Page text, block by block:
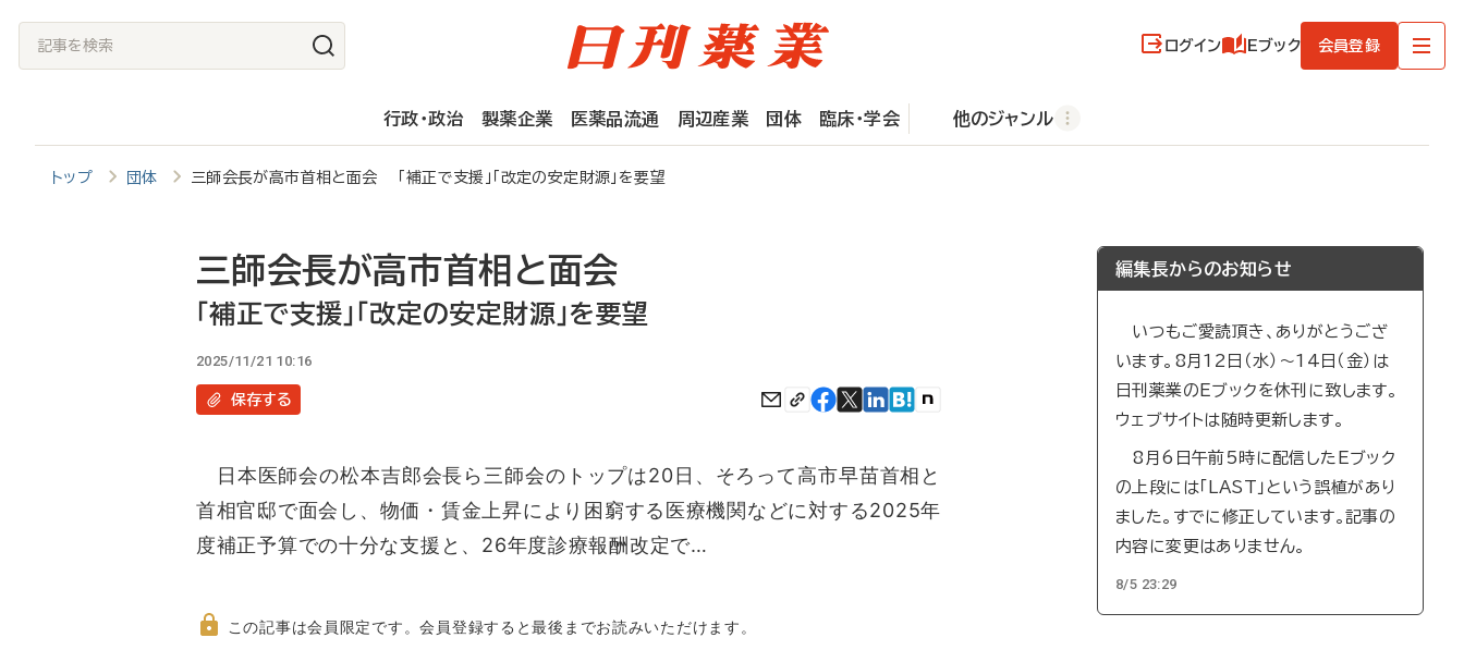
記
事
検
ログイン Eブック 会員登録
行政・政治 製薬企業 医薬品流通 周辺産業 団体 臨床・学会 他のジャンル
トップ 団体 三師会長が高市首相と面会 「補正で支援」「改定の安定財源」を要望
三師会長が高市首相と面会
「補正で支援」「改定の安定財源」を要望
2025/11/21 10:16
保存する
日本医師会の松本吉郎会長ら三師会のトップは20日、そろって高市早苗首相と
首相官邸で面会し、物価・賃金上昇により困窮する医療機関などに対する2025年
度補正予算での十分な支援と、26年度診療報酬改定で…
この記事は会員限定です。会員登録すると最後までお読みいただけます。
編集長からのお知らせ
いつもご愛読頂き、ありがとうござ
います。8月12日（水）～14日（金）は
日刊薬業のEブックを休刊に致します。
ウェブサイトは随時更新します。
8月6日午前5時に配信したEブック
の上段には「LAST」という誤植があり
ました。すでに修正しています。記事の
内容に変更はありません。
8/5 23:29